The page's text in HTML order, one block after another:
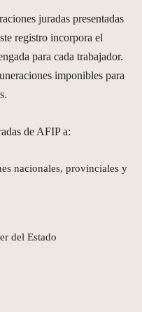
juradas presentadas
registro incorpora el
para cada trabajador.
imponibles para
de AFIP a:
nacionales, provinciales y
del Estado